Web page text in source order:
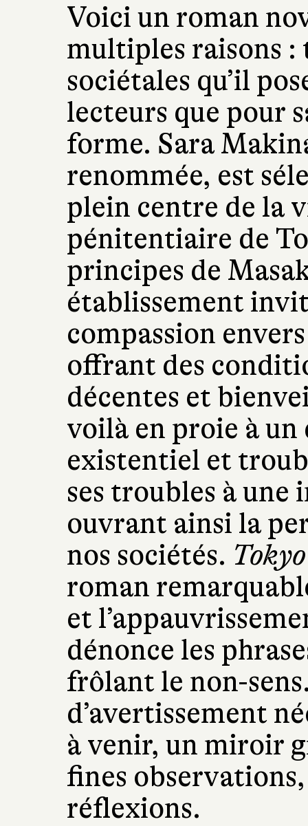
Voici un roman
multiples raisons :
sociétales qu’il
lecteurs que pour
forme. Sara
renommée, est
plein centre de la
pénitentiaire de
principes de
établissement
compassion
offrant des
décentes et
voilà en proie à
existentiel et
ses troubles à
ouvrant ainsi la
nos sociétés.
roman
et
dénonce les
frôlant le non-
d’avertissement
à venir, un miroir
fines
réflexions.